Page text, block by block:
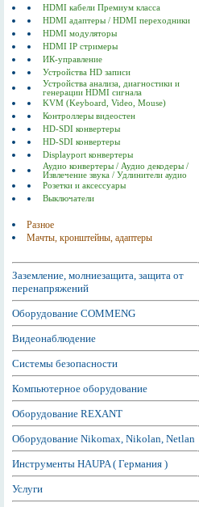
HDMI кабели Премиум класса
HDMI адаптеры / HDMI переходники
HDMI модуляторы
HDMI IP стримеры
ИК-управление
Устройства HD записи
Устройства анализа, диагностики и
генерации HDMI сигнала
KVM (Keyboard, Video, Mouse)
Контроллеры видеостен
HD-SDI конвертеры
HD-SDI конвертеры
Displayport конвертеры
Аудио конвертеры / Аудио декодеры /
Извлечение звука / Удлинители аудио
Розетки и аксессуары
Выключатели
Разное
Мачты, кронштейны, адаптеры
Заземление, молниезащита, защита от
перенапряжений
Оборудование COMMENG
Видеонаблюдение
Системы безопасности
Компьютерное оборудование
Оборудование REXANT
Оборудование Nikomax, Nikolan, Netlan
Инструменты HAUPA ( Германия )
Услуги